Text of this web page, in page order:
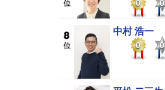
0 0
中村 浩一
0 0